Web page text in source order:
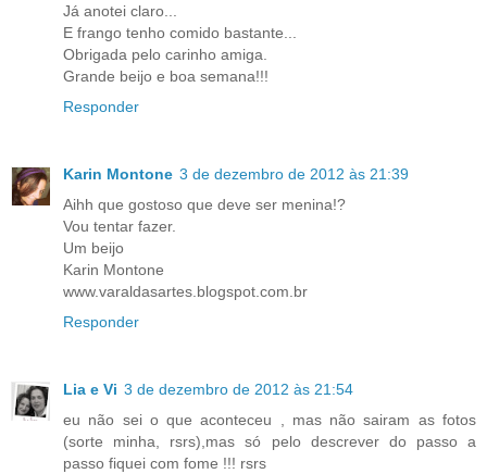
Já anotei claro...
E frango tenho comido bastante...
Obrigada pelo carinho amiga.
Grande beijo e boa semana!!!
Responder
Karin Montone 3 de dezembro de 2012 às 21:39
Aihh que gostoso que deve ser menina!?
Vou tentar fazer.
Um beijo
Karin Montone
www.varaldasartes.blogspot.com.br
Responder
Lia e Vi 3 de dezembro de 2012 às 21:54
eu não sei o que aconteceu , mas não sairam as fotos
(sorte minha, rsrs),mas só pelo descrever do passo a
passo fiquei com fome !!! rsrs